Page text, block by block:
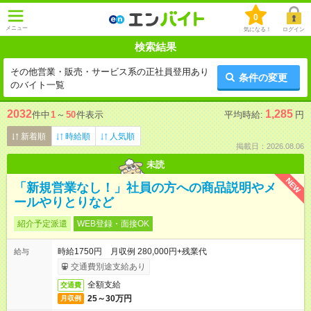
メニュー
0
気になる！ ログイン
検索結果
その他営業・販売・サービス系の正社員登用あり
のバイト一覧
条件の変更
2032件中1 ～ 50件表示 平均時給: 1,285 円
新着順 時給順 人気順
掲載日：2026.08.06
未読
NEW
「新規営業なし！」社員の方への商品説明やメ
ールやりとりなど
紹介予定派遣 WEB登録・面接OK
給与
時給1750円 月収例 280,000円+残業代
交通費別途支給あり
交通費 全額支給
月収例 25～30万円